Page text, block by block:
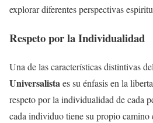
explorar diferentes perspectivas
Respeto por la Individualidad
Una de las características distintivas del
Universalistaes su énfasis en la
respeto por la individualidad de cada
cada individuo tiene su propio camino